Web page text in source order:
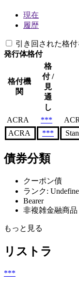
現在
履歴
引き回された格
発行体格付
格付機
関
格
付 /
見
通
し
ACRA ***
ACRA
***
債券分類
クーポン債
ランク:
Bearer
非複雑金融商品
もっと見る
リストラ
***